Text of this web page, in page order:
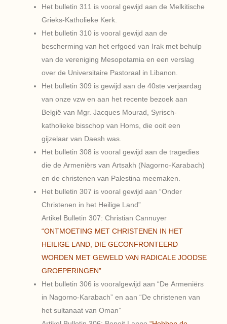
Het bulletin 311 is vooral gewijd aan de Melkitische
Grieks-Katholieke Kerk.
Het bulletin 310 is vooral gewijd aan de
bescherming van het erfgoed van Irak met behulp
van de vereniging Mesopotamia en een verslag
over de Universitaire Pastoraal in Libanon.
Het bulletin 309 is gewijd aan de 40ste verjaardag
van onze vzw en aan het recente bezoek aan
België van Mgr. Jacques Mourad, Syrisch-
katholieke bisschop van Homs, die ooit een
gijzelaar van Daesh was.
Het bulletin 308 is vooral gewijd aan de tragedies
die de Armeniërs van Artsakh (Nagorno-Karabach)
en de christenen van Palestina meemaken.
Het bulletin 307 is vooral gewijd aan “Onder
Christenen in het Heilige Land”
Artikel Bulletin 307: Christian Cannuyer
“ONTMOETING MET CHRISTENEN IN HET
HEILIGE LAND, DIE GECONFRONTEERD
WORDEN MET GEWELD VAN RADICALE JOODSE
GROEPERINGEN”
Het bulletin 306 is vooralgewijd aan “De Armeniërs
in Nagorno-Karabach” en aan “De christenen van
het sultanaat van Oman”